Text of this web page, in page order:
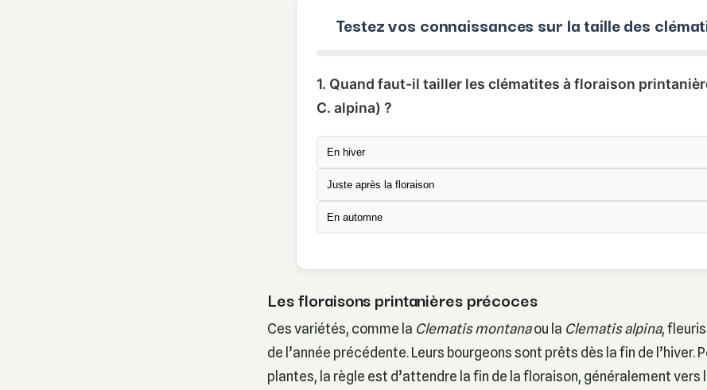
Testez vos connaissances sur la taille des
1. Quand faut-il tailler les clématites à floraison
C. alpina) ?
En hiver
Juste après la floraison
En automne
Les floraisons printanières précoces
Ces variétés, comme la Clematis montanaou la Clematis alpina,
de l’année précédente. Leurs bourgeons sont prêts dès la fin de l’hiver.
plantes, la règle est d’attendre la fin de la floraison, généralement vers